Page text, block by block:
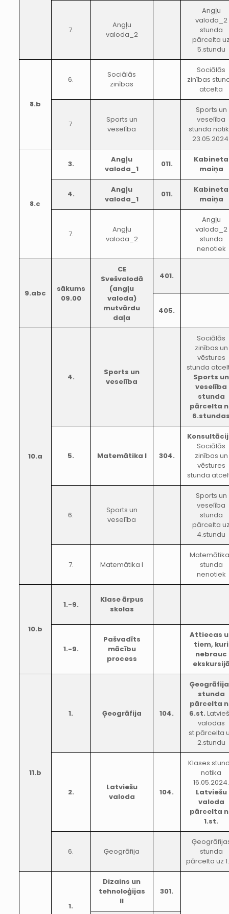
7.
Angļu
valoda_2
Angļu
valoda_2
stunda
pārcelta
5.stundu
8.b
6.
Sociālās
zinības
Sociālās
zinības
atcelta
7.
Sports un
veselība
Sports un
veselība
stunda
8.c
3.
Angļu
valoda_1
011.
Kabineta
maiņa
4.
Angļu
valoda_1
011.
Kabineta
maiņa
7.
Angļu
valoda_2
Angļu
valoda_2
stunda
nenotiek
9.abc
sākums
09.00
CE
Svešvalodā
(angļu
valoda)
mutvārdu
daļa
401.
405.
10.a
4.
Sports un
veselība
Sociālās
zinības un
vēstures
stunda
Sports un
veselība
stunda
pārcelta
5. Matemātika I 304.
Sociālās
zinības un
vēstures
stunda
6.
Sports un
veselība
Sports un
veselība
stunda
pārcelta
4.stundu
7. Matemātika I
stunda
nenotiek
10.b
1.-9.
Klase ārpus
skolas
1.-9.
Pašvadīts
mācību
process
Attiecas
tiem, kuri
nebrauc
11.b
1. Ģeogrāfija 104.
stunda
pārcelta
6.st.
valodas
st.pārcelta
2.stundu
2.
Latviešu
valoda
104.
Klases
notika
16.05.2024.
Latviešu
valoda
pārcelta
1.st.
6. Ģeogrāfija
stunda
pārcelta uz
1.
Dizains un
tehnoloģijas
II
301.